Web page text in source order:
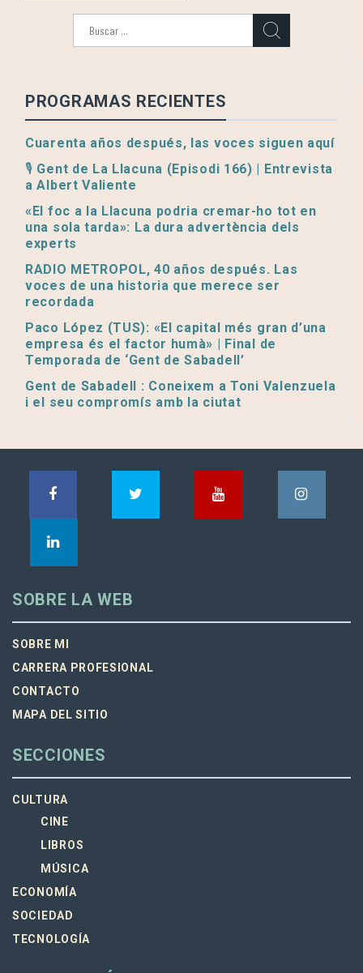
PROGRAMAS RECIENTES
Cuarenta años después, las voces siguen aquí
🎙️ Gent de La Llacuna (Episodi 166) | Entrevista
a Albert Valiente
«El foc a la Llacuna podria cremar-ho tot en
una sola tarda»: La dura advertència dels
experts
RADIO METROPOL, 40 años después. Las
voces de una historia que merece ser
recordada
Paco López (TUS): «El capital més gran d’una
empresa és el factor humà» | Final de
Temporada de ‘Gent de Sabadell’
Gent de Sabadell : Coneixem a Toni Valenzuela
i el seu compromís amb la ciutat
SOBRE LA WEB
SOBRE MI
CARRERA PROFESIONAL
CONTACTO
MAPA DEL SITIO
SECCIONES
CULTURA
CINE
LIBROS
MÚSICA
ECONOMÍA
SOCIEDAD
TECNOLOGÍA